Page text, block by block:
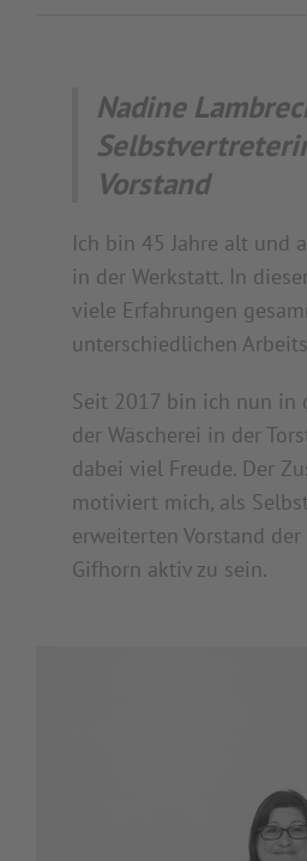
Nadine
Vorstand
Ich bin 45 Jahre alt und
in der Werkstatt. In
viele Erfahrungen
unterschiedlichen
Seit 2017 bin ich nun in
der Wäscherei in der
dabei viel Freude. Der
motiviert mich, als
erweiterten Vorstand
Gifhorn aktiv zu sein.